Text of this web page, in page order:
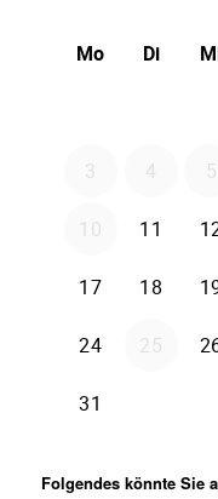
Folgendes könnte Sie